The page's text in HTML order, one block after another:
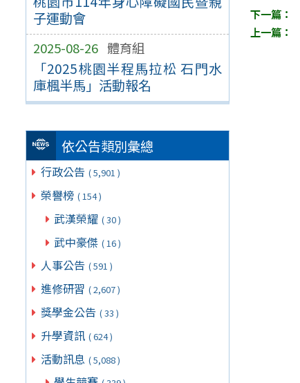
子運動會
2025-08-26 體育組
「2025桃園半程馬拉松 石門水
庫楓半馬」活動報名
依公告類別彙總
行政公告 ( 5,901 )
榮譽榜 ( 154 )
武漢榮耀 ( 30 )
武中豪傑 ( 16 )
人事公告 ( 591 )
進修研習 ( 2,607 )
獎學金公告 ( 33 )
升學資訊 ( 624 )
活動訊息 ( 5,088 )